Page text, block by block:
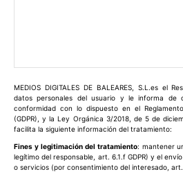
MEDIOS DIGITALES DE BALEARES, S.L.es el
datos personales del usuario y le informa
conformidad con lo dispuesto en el
(GDPR), y la Ley Orgánica 3/2018, de 5 de
facilita la siguiente información del tratamiento:
Fines y legitimación del tratamiento: mantener
legítimo del responsable, art. 6.1.f GDPR) y el
o servicios (por consentimiento del interesado, art.